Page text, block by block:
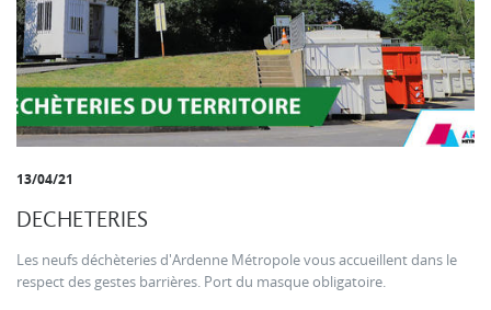
13/04/21
DECHETERIES
Les neufs déchèteries d'Ardenne Métropole vous accueillent dans le
respect des gestes barrières. Port du masque obligatoire.